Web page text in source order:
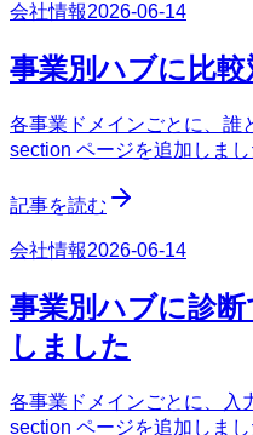
会社情報2026-06-14
事業別ハブに比
各事業ドメインごとに、誰
section ページを追加しまし
記事を読む
会社情報2026-06-14
事業別ハブに診
しました
各事業ドメインごとに、入
section ページを追加しまし